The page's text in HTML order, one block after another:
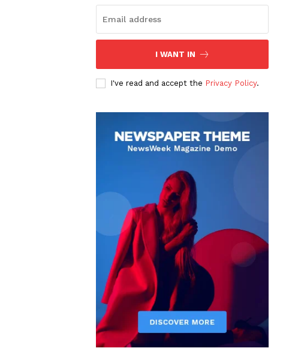
I WANT IN
I've read and accept the Privacy Policy.